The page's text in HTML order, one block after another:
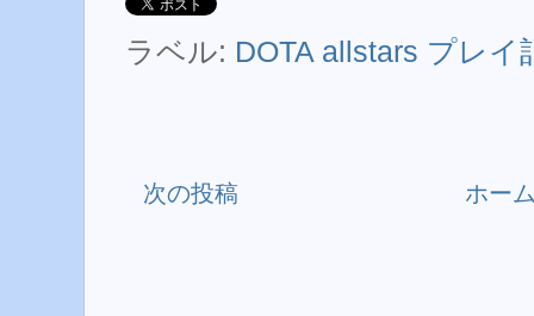
ラベル: DOTA allstars プレイ
次の投稿 ホー